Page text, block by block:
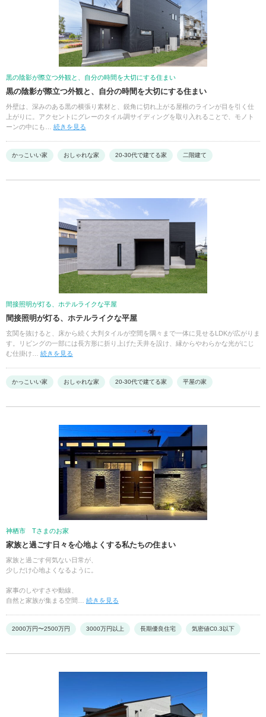
黒の陰影が際立つ外観と、自分の時間を大切にする住まい
黒の陰影が際立つ外観と、自分の時間を大切にする住まい
外壁は、深みのある黒の横張り素材と、鋭角に切れ上がる屋根のラインが目を引く仕
上がりに。アクセントにグレーのタイル調サイディングを取り入れることで、モノト
ーンの中にも… 続きを見る
かっこいい家 おしゃれな家 20-30代で建てる家 二階建て
間接照明が灯る、ホテルライクな平屋
間接照明が灯る、ホテルライクな平屋
玄関を抜けると、床から続く大判タイルが空間を隅々まで一体に見せるLDKが広がりま
す。リビングの一部には長方形に折り上げた天井を設け、縁からやわらかな光がにじ
む仕掛け… 続きを見る
かっこいい家 おしゃれな家 20-30代で建てる家 平屋の家
神栖市 Tさまのお家
家族と過ごす日々を心地よくする私たちの住まい
家族と過ごす何気ない日常が、
少しだけ心地よくなるように。
家事のしやすさや動線、
自然と家族が集まる空間… 続きを見る
2000万円〜2500万円 3000万円以上 長期優良住宅 気密値C0.3以下